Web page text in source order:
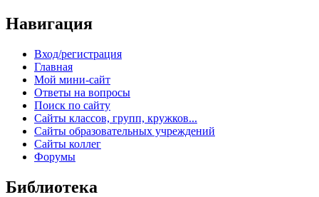
Навигация
Вход/регистрация
Главная
Мой мини-сайт
Ответы на вопросы
Поиск по сайту
Сайты классов, групп, кружков...
Сайты образовательных учреждений
Сайты коллег
Форумы
Библиотека